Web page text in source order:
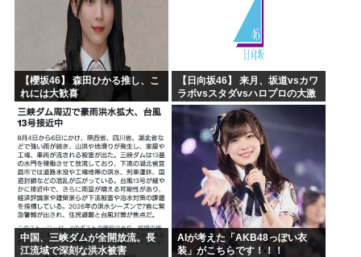
【櫻坂46】 森田ひかる推し、こ
れには大歓喜
【日向坂46】 来月、坂道vsカワ
ラボvsスタダvsハロプロの大激
戦
中国、三峡ダムが全開放流。長
江流域で深刻な洪水被害
AIが考えた「AKB48っぽい衣
装」がこちらです！！！